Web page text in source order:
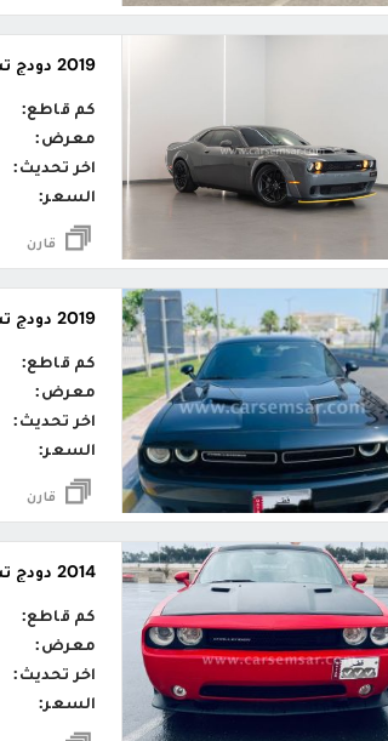
2019 دودج تشالنجر Red Eye
كم قاطع:
معرض:
اخر تحديث:
السعر:
قارن
2019 دودج تشالنجر
كم قاطع:
معرض:
اخر تحديث:
السعر:
قارن
2014 دودج تشالنجر SRT-8
كم قاطع:
معرض:
اخر تحديث:
السعر: